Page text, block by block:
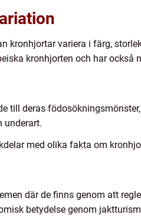
kronhjortar variera i färg,
kronhjorten och har också
till deras
underart.
med olika fakta om
där de finns genom att
betydelse genom